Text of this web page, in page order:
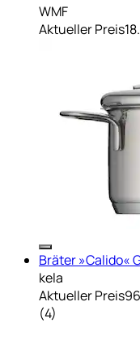
WMF
Aktueller Preis
Bräter »Calido«
kela
Aktueller Preis
(4)